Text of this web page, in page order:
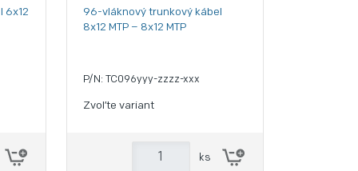
6x12
96-vláknový trunkový kábel
8x12 MTP – 8x12 MTP
P/N: TC096yyy-zzzz-xxx
Zvoľte variant
ks